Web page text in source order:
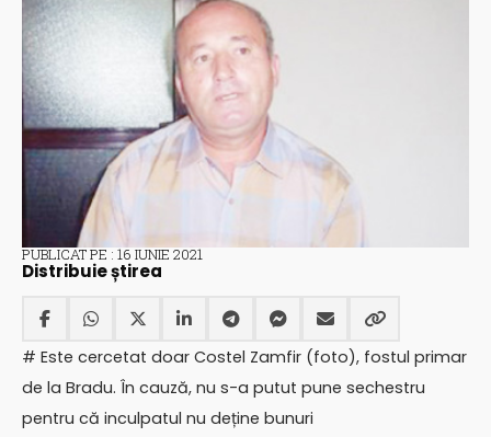
PUBLICAT PE : 16 IUNIE 2021
Distribuie știrea
# Este cercetat doar Costel Zamfir (foto), fostul primar
de la Bradu. În cauză, nu s-a putut pune sechestru
pentru că inculpatul nu deține bunuri